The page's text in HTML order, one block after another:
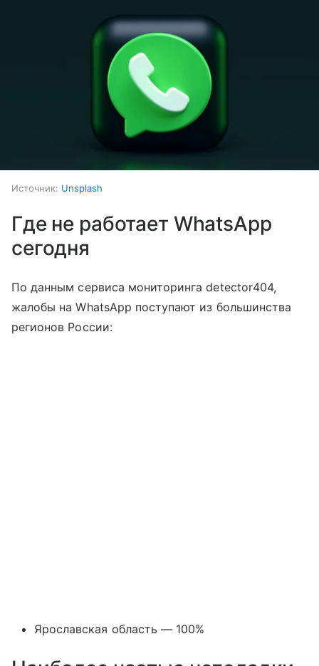
Источник: Unsplash
Где не работает WhatsApp
сегодня
По данным сервиса мониторинга detector404,
жалобы на WhatsApp поступают из большинства
регионов России:
Ярославская область — 100%